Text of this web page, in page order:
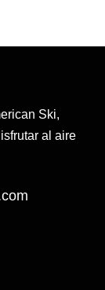
Ski,
al aire